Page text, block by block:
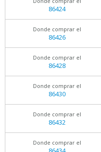
86424
Donde comprar el
86426
Donde comprar el
86428
Donde comprar el
86430
Donde comprar el
86432
Donde comprar el